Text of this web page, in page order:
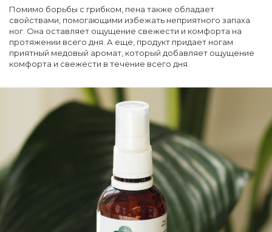
Помимо борьбы с грибком, пена также обладает
свойствами, помогающими избежать неприятного запаха
ног. Она оставляет ощущение свежести и комфорта на
протяжении всего дня. А еще, продукт придает ногам
приятный медовый аромат, который добавляет ощущение
комфорта и свежести в течение всего дня.